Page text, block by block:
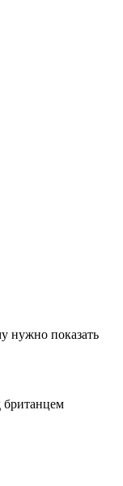
нужно показать
британцем